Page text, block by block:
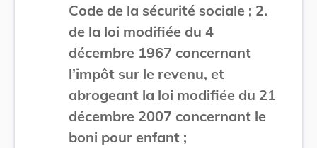
Code de la sécurité sociale ; 2.
de la loi modifiée du 4
décembre 1967 concernant
l’impôt sur le revenu, et
abrogeant la loi modifiée du 21
décembre 2007 concernant le
boni pour enfant ;